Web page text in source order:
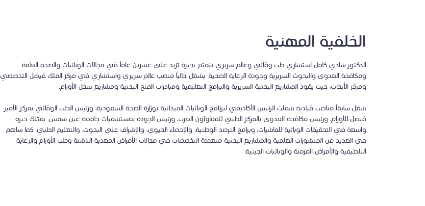
الخلفية المهنية
الدكتور شادي كامل استشاري طب وقائي وعالم سريري يتمتع بخبرة تزيد على عشرين عاماً في مجالات الوبائيات والصحة العامة
ومكافحة العدوى والبحوث السريرية وجودة الرعاية الصحية. يشغل حالياً منصب عالم سريري واستشاري في مركز الملك فيصل التخصصي
ومركز الأبحاث، حيث يقود المشاريع البحثية السريرية والبرامج التعليمية ومبادرات المنح البحثية ومشاريع سجل الأورام.
شغل سابقاً مناصب قيادية شملت الرئيس الأكاديمي لبرنامج الوبائيات الميدانية بوزارة الصحة السعودية، ورئيس الطب الوقائي بمركز الأمير
فيصل للأورام، ورئيس مكافحة العدوى بالمركز الطبي للمقاولون العرب، ورئيس الجودة بمستشفيات جامعة عين شمس. يمتلك خبرة
واسعة في التحقيقات الوبائية للفاشيات، وبرامج الترصد الوطنية، والإحصاء الحيوي، والإشراف على البحوث، والتعليم الطبي. كما ساهم
في العديد من المنشورات العلمية والمشاريع البحثية متعددة التخصصات في مجالات الأمراض المعدية الناشئة وطب الأورام والرعاية
التلطيفية والأمراض المزمنة والوبائيات الجينية.